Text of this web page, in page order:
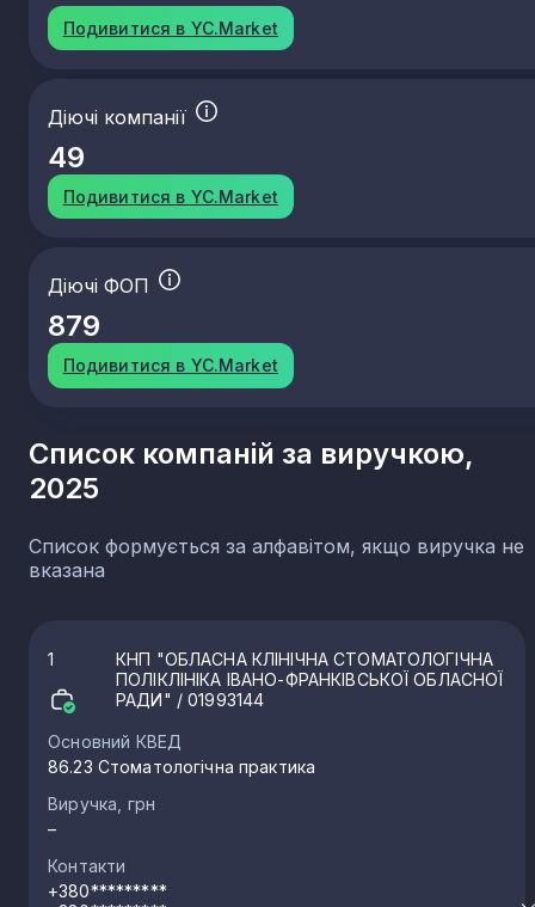
Подивитися в YC.Market
Діючі компанії
49
Подивитися в YC.Market
Діючі ФОП
879
Подивитися в YC.Market
Список компаній за виручкою,
2025
Список формується за алфавітом, якщо виручка не
вказана
1
КНП "ОБЛАСНА КЛІНІЧНА СТОМАТОЛОГІЧНА
ПОЛІКЛІНІКА ІВАНО-ФРАНКІВСЬКОЇ ОБЛАСНОЇ
РАДИ" / 01993144
Основний КВЕД
86.23 Стоматологічна практика
Виручка, грн
–
Контакти
+380*********